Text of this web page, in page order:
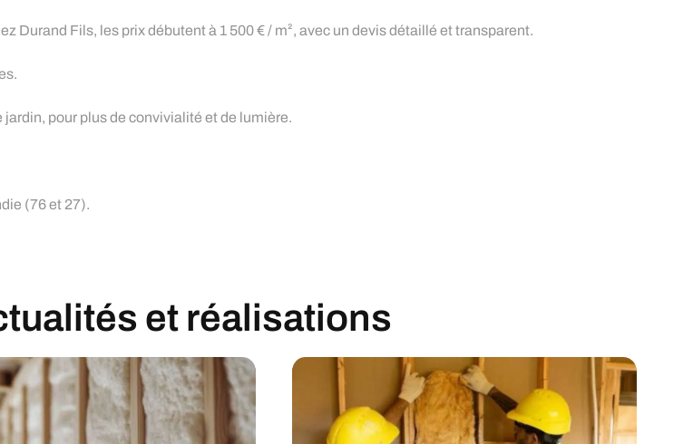
Durand Fils, les prix débutent à 1 500 € / m², avec un devis détaillé et transparent.
pour plus de convivialité et de lumière.
(76 et 27).
et réalisations